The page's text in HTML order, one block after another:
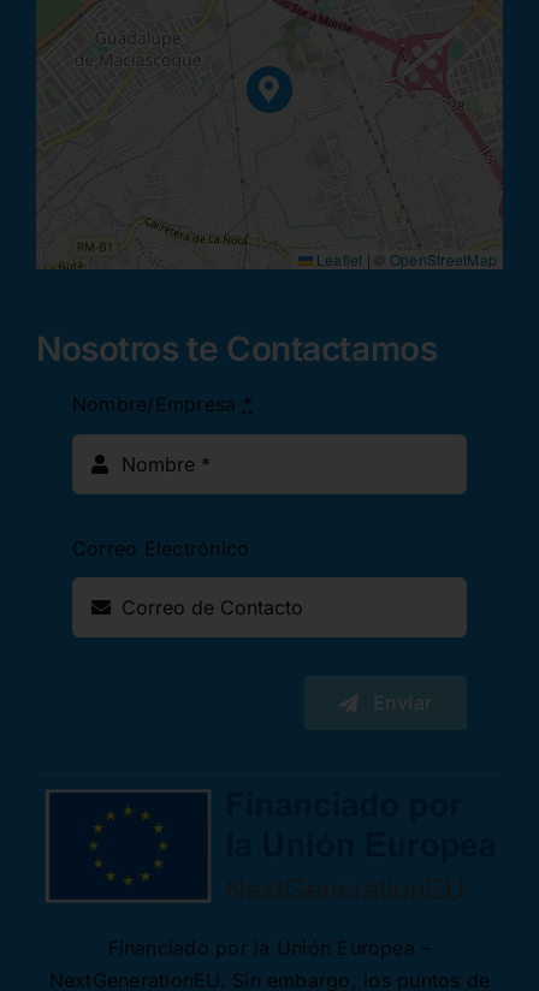
Leaflet | © OpenStreetMap
Nosotros te Contactamos
Nombre/Empresa *
Correo Electrónico
Enviar
Financiado por la Unión Europea –
NextGenerationEU. Sin embargo, los puntos de